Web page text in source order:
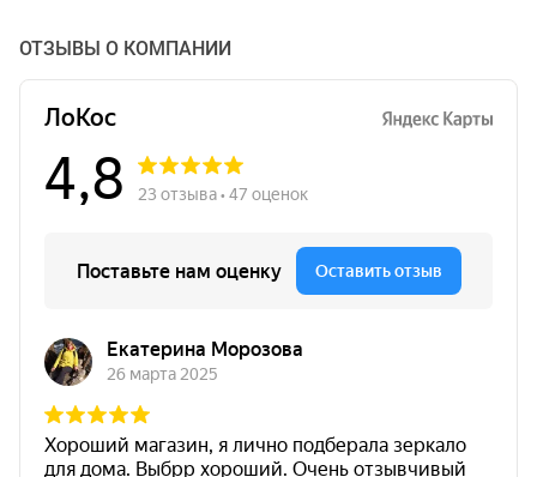
ОТЗЫВЫ О КОМПАНИИ